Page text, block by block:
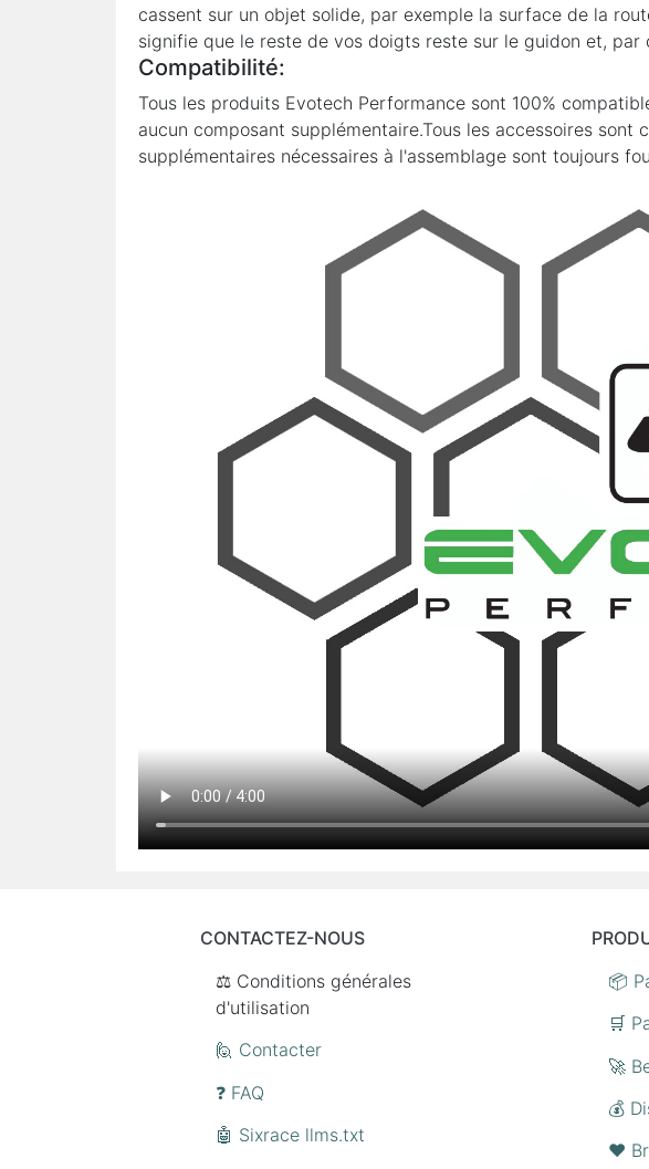
cassent sur un objet solide, par exemple la surface de la
signifie que le reste de vos doigts reste sur le guidon et,
Compatibilité:
Tous les produits Evotech Performance sont 100%
aucun composant supplémentaire.Tous les accessoires
supplémentaires nécessaires à l'assemblage sont toujours
CONTACTEZ-NOUS
⚖️ Conditions générales
d'utilisation
🙋 Contacter
❓ FAQ
🤖 Sixrace llms.txt
📦
🛒
🚀
💰
❤️